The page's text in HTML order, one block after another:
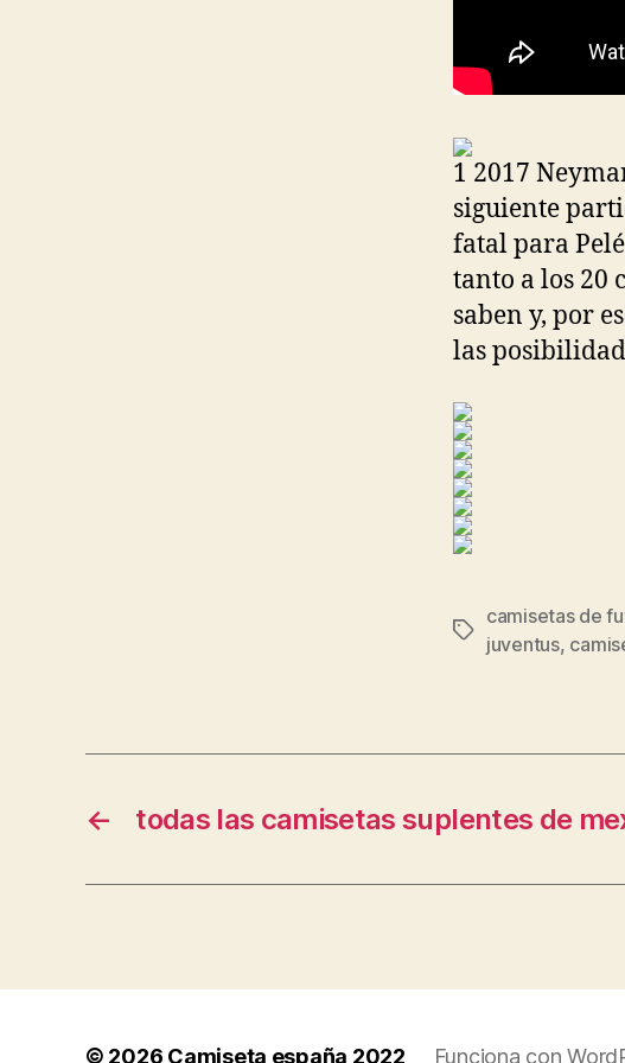
1 2017
siguiente
fatal para
tanto a los 20
saben y, por
las
Etiquetas
camisetas de
juventus,
← todas las camisetas suplentes de
© 2026 Camiseta españa 2022 Funciona con